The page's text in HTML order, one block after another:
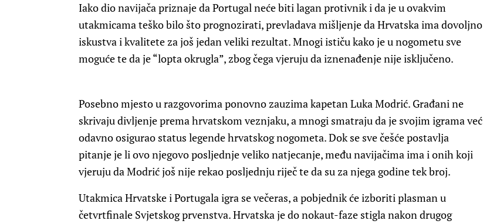
Iako dio navijača priznaje da Portugal neće biti lagan protivnik i da je u ovakvim
utakmicama teško bilo što prognozirati, prevladava mišljenje da Hrvatska ima dovoljno
iskustva i kvalitete za još jedan veliki rezultat. Mnogi ističu kako je u nogometu sve
moguće te da je “lopta okrugla”, zbog čega vjeruju da iznenađenje nije isključeno.
Posebno mjesto u razgovorima ponovno zauzima kapetan Luka Modrić. Građani ne
skrivaju divljenje prema hrvatskom veznjaku, a mnogi smatraju da je svojim igrama već
odavno osigurao status legende hrvatskog nogometa. Dok se sve češće postavlja
pitanje je li ovo njegovo posljednje veliko natjecanje, među navijačima ima i onih koji
vjeruju da Modrić još nije rekao posljednju riječ te da su za njega godine tek broj.
Utakmica Hrvatske i Portugala igra se večeras, a pobjednik će izboriti plasman u
četvrtfinale Svjetskog prvenstva. Hrvatska je do nokaut-faze stigla nakon drugog